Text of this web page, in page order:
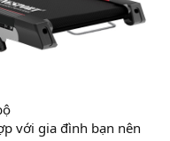
với gia đình bạn nên